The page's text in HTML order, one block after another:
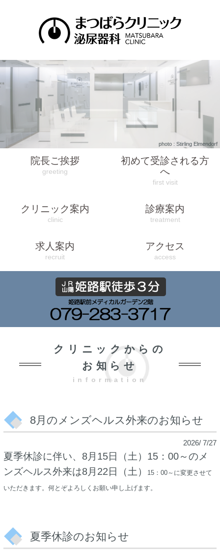
photo : Stirling Elmendorf
院長ご挨拶
greeting
初めて受診される方
へ
first visit
クリニック案内
clinic
診療案内
treatment
求人案内
recruit
アクセス
access
クリニックからの
お知らせ
information
8月のメンズヘルス外来のお知らせ
2026/ 7/27
夏季休診に伴い、8月15日（土）15：00～のメ
ンズヘルス外来は8月22日（土）
15：00～ に変更させて
いただきます。何とぞよろしくお願い申し上げます。
夏季休診のお知らせ